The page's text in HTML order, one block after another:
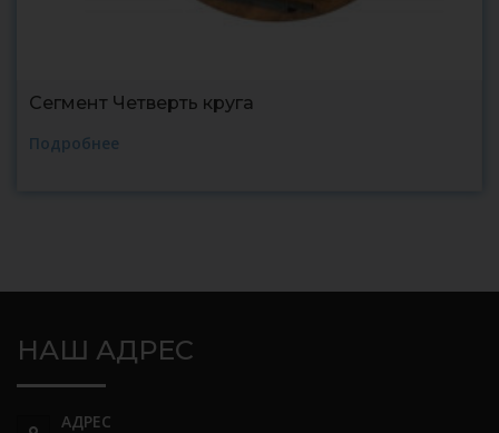
Сегмент Четверть круга
Подробнее
НАШ АДРЕС
АДРЕС